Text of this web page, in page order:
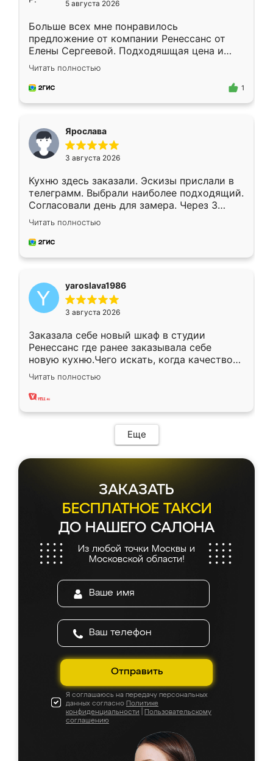
5 августа 2026
Больше всех мне понравилось
предложение от компании Ренессанс от
Елены Сергеевой. Подходяшщая цена и
короткие сроки изготовления. Приехавший
для замера сотрудник Владислав
предложил по моему эскизу самый
Читать полностью
1
Ярослава
3 августа 2026
Кухню здесь заказали. Эскизы прислали в
телеграмм. Выбрали наиболее подходящий.
Согласовали день для замера. Через 3
недели кухня была уже готова. Остались
довольны работой. Спасибо Ренессанс
мебель за качественную работу!
Читать полностью
yaroslava1986
3 августа 2026
Заказала себе новый шкаф в студии
Ренессанс где ранее заказывала себе
новую кухню.Чего искать, когда качеством
вполне довольна. Служит кухня уже почти
два года, нареканий нет.
Читать полностью
Еще
ЗАКАЗАТЬ
БЕСПЛАТНОЕ ТАКСИ
ДО НАШЕГО САЛОНА
Из любой точки Москвы и
Московской области!
Отправить
Я соглашаюсь на передачу персональных
данных согласно Политике
конфиденциальности
Пользовательскому
соглашению